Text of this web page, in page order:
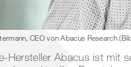
CEO von Abacus Research
Hersteller Abacus ist mit